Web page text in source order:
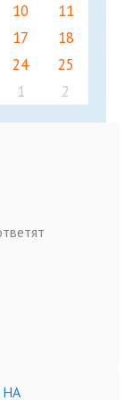
10
11
17
18
24
25
1 2